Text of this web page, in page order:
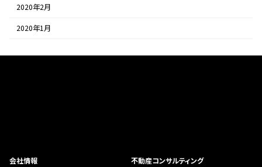
2020年2月
2020年1月
会社情報 不動産コンサルティング